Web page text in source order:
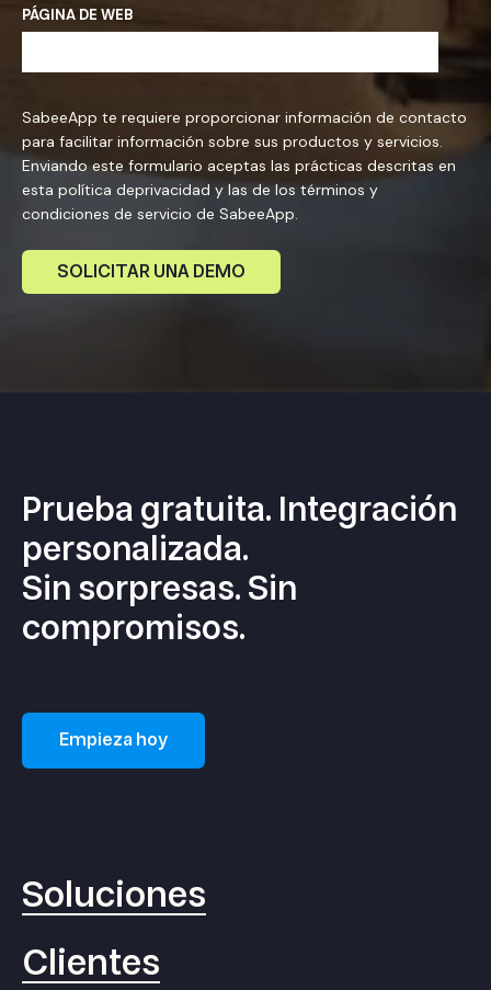
PÁGINA DE WEB
SabeeApp te requiere proporcionar información de contacto
para facilitar información sobre sus productos y servicios.
Enviando este formulario aceptas las prácticas descritas en
esta política deprivacidad y las de los términos y
condiciones de servicio de SabeeApp.
Prueba gratuita. Integración
personalizada.
Sin sorpresas. Sin
compromisos.
Empieza hoy
Soluciones
Clientes